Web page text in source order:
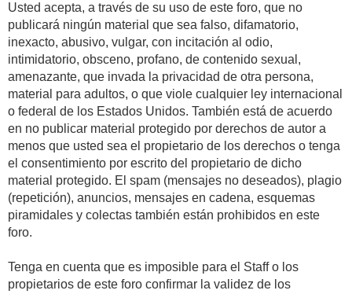
Usted acepta, a través de su uso de este foro, que no
publicará ningún material que sea falso, difamatorio,
inexacto, abusivo, vulgar, con incitación al odio,
intimidatorio, obsceno, profano, de contenido sexual,
amenazante, que invada la privacidad de otra persona,
material para adultos, o que viole cualquier ley internacional
o federal de los Estados Unidos. También está de acuerdo
en no publicar material protegido por derechos de autor a
menos que usted sea el propietario de los derechos o tenga
el consentimiento por escrito del propietario de dicho
material protegido. El spam (mensajes no deseados), plagio
(repetición), anuncios, mensajes en cadena, esquemas
piramidales y colectas también están prohibidos en este
foro.
Tenga en cuenta que es imposible para el Staff o los
propietarios de este foro confirmar la validez de los